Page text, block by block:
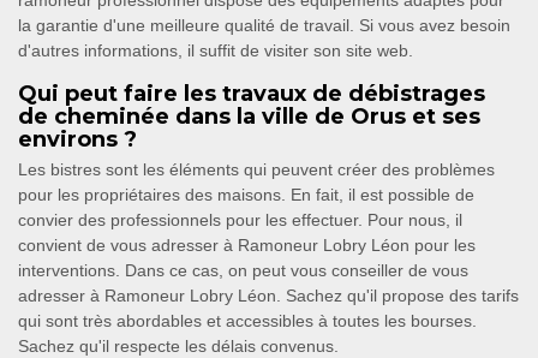
la garantie d'une meilleure qualité de travail. Si vous avez besoin
d'autres informations, il suffit de visiter son site web.
Qui peut faire les travaux de débistrages
de cheminée dans la ville de Orus et ses
environs ?
Les bistres sont les éléments qui peuvent créer des problèmes
pour les propriétaires des maisons. En fait, il est possible de
convier des professionnels pour les effectuer. Pour nous, il
convient de vous adresser à Ramoneur Lobry Léon pour les
interventions. Dans ce cas, on peut vous conseiller de vous
adresser à Ramoneur Lobry Léon. Sachez qu'il propose des tarifs
qui sont très abordables et accessibles à toutes les bourses.
Sachez qu'il respecte les délais convenus.